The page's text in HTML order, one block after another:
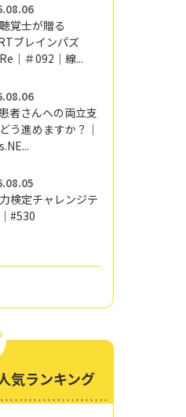
覚士が贈る
ブレインパズ
｜＃092｜線...
者さんへの両立支
う進めますか？｜
検定チャレンジテ
#530
気ランキング